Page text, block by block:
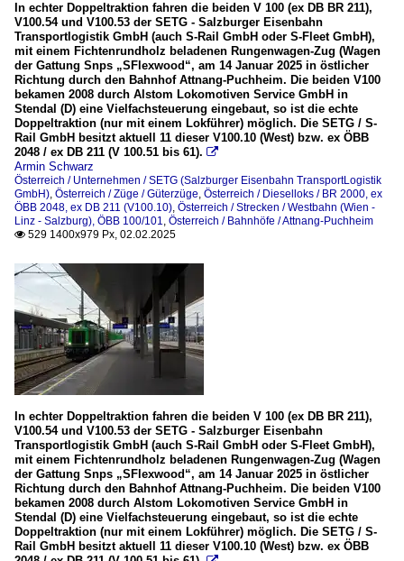
In echter Doppeltraktion fahren die beiden V 100 (ex DB BR 211),
V100.54 und V100.53 der SETG - Salzburger Eisenbahn
Transportlogistik GmbH (auch S-Rail GmbH oder S-Fleet GmbH),
mit einem Fichtenrundholz beladenen Rungenwagen-Zug (Wagen
der Gattung Snps „SFlexwood“, am 14 Januar 2025 in östlicher
Richtung durch den Bahnhof Attnang-Puchheim. Die beiden V100
bekamen 2008 durch Alstom Lokomotiven Service GmbH in
Stendal (D) eine Vielfachsteuerung eingebaut, so ist die echte
Doppeltraktion (nur mit einem Lokführer) möglich. Die SETG / S-
Rail GmbH besitzt aktuell 11 dieser V100.10 (West) bzw. ex ÖBB
2048 / ex DB 211 (V 100.51 bis 61). 
Armin Schwarz
Österreich / Unternehmen / SETG (Salzburger Eisenbahn TransportLogistik
GmbH), Österreich / Züge / Güterzüge, Österreich / Dieselloks / BR 2000, ex
ÖBB 2048, ex DB 211 (V100.10), Österreich / Strecken / Westbahn (Wien -
Linz - Salzburg), ÖBB 100/101, Österreich / Bahnhöfe / Attnang-Puchheim
 529 1400x979 Px, 02.02.2025
In echter Doppeltraktion fahren die beiden V 100 (ex DB BR 211),
V100.54 und V100.53 der SETG - Salzburger Eisenbahn
Transportlogistik GmbH (auch S-Rail GmbH oder S-Fleet GmbH),
mit einem Fichtenrundholz beladenen Rungenwagen-Zug (Wagen
der Gattung Snps „SFlexwood“, am 14 Januar 2025 in östlicher
Richtung durch den Bahnhof Attnang-Puchheim. Die beiden V100
bekamen 2008 durch Alstom Lokomotiven Service GmbH in
Stendal (D) eine Vielfachsteuerung eingebaut, so ist die echte
Doppeltraktion (nur mit einem Lokführer) möglich. Die SETG / S-
Rail GmbH besitzt aktuell 11 dieser V100.10 (West) bzw. ex ÖBB